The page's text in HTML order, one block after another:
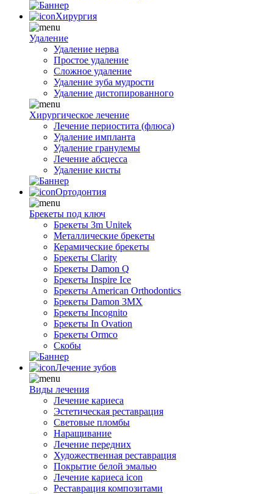
Хирургия
Удаление
Удаление нерва
Простое удаление
Сложное удаление
Удаление зуба мудрости
Удаление дистопированного
Хирургическое лечение
Лечение периостита (флюса)
Удаление импланта
Удаление гранулемы
Лечение абсцесса
Удаление кисты
Ортодонтия
Брекеты под ключ
Брекеты 3m Unitek
Металлические брекеты
Керамические брекеты
Брекеты Clarity
Брекеты Damon Q
Брекеты Inspire Ice
Брекеты American Orthodontics
Брекеты Damon 3MX
Брекеты Incognito
Брекеты In Ovation
Брекеты Ormco
Скобы
Лечение зубов
Виды лечения
Лечение кариеса
Эстетическая реставрация
Световые пломбы
Наращивание
Лечение передних
Художественная реставрация
Покрытие белой эмалью
Лечение кариеса icon
Реставрация композитами